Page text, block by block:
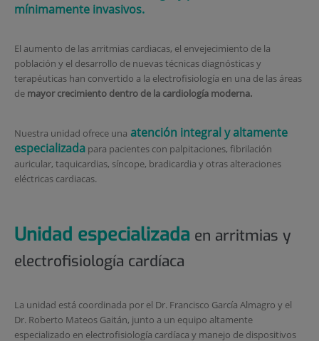
mínimamente invasivos.
El aumento de las arritmias cardiacas, el envejecimiento de la
población y el desarrollo de nuevas técnicas diagnósticas y
terapéuticas han convertido a la electrofisiología en una de las áreas
de mayor crecimiento dentro de la cardiología moderna.
Nuestra unidad ofrece una atención integral y altamente
especializadapara pacientes con palpitaciones, fibrilación
auricular, taquicardias, síncope, bradicardia y otras alteraciones
eléctricas cardiacas.
Unidad especializada en arritmias y
electrofisiología cardíaca
La unidad está coordinada por el Dr. Francisco García Almagro y el
Dr. Roberto Mateos Gaitán, junto a un equipo altamente
especializado en electrofisiología cardíaca y manejo de dispositivos